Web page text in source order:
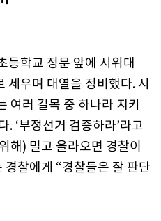
등학교 정문 앞에 시위대
우며 대열을 정비했다. 시
여러 길목 중 하나라 지키
‘부정선거 검증하라’라고
해) 밀고 올라오면 경찰이
찰에게 “경찰들은 잘 판단